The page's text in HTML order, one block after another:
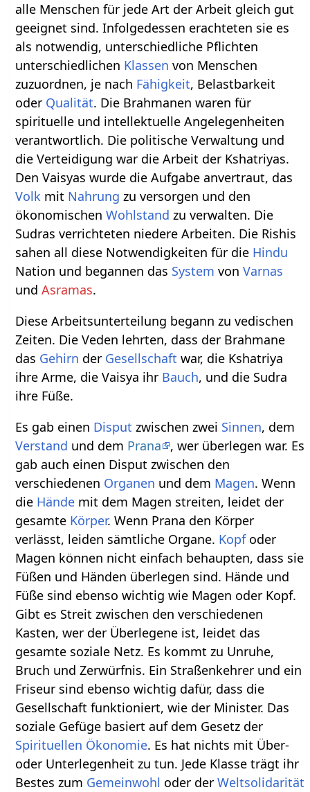
alle Menschen für jede Art der Arbeit gleich gut
geeignet sind. Infolgedessen erachteten sie es
als notwendig, unterschiedliche Pflichten
unterschiedlichen Klassen von Menschen
zuzuordnen, je nach Fähigkeit, Belastbarkeit
oder Qualität. Die Brahmanen waren für
spirituelle und intellektuelle Angelegenheiten
verantwortlich. Die politische Verwaltung und
die Verteidigung war die Arbeit der Kshatriyas.
Den Vaisyas wurde die Aufgabe anvertraut, das
Volk mit Nahrung zu versorgen und den
ökonomischenWohlstand zu verwalten. Die
Sudras verrichteten niedere Arbeiten. Die Rishis
sahen all diese Notwendigkeiten für die Hindu
Nation und begannen das System vonVarnas
undAsramas.
Diese Arbeitsunterteilung begann zu vedischen
Zeiten. Die Veden lehrten, dass der Brahmane
das Gehirn der Gesellschaft war, die Kshatriya
ihre Arme, die Vaisya ihr Bauch, und die Sudra
ihre Füße.
Es gab einen Disput zwischen zwei Sinnen, dem
Verstand und dem Prana
, wer überlegen war. Es
gab auch einen Disput zwischen den
verschiedenen Organen und dem Magen. Wenn
die Hände mit dem Magen streiten, leidet der
gesamte Körper. Wenn Prana den Körper
verlässt, leiden sämtliche Organe. Kopfoder
Magen können nicht einfach behaupten, dass sie
Füßen und Händen überlegen sind. Hände und
Füße sind ebenso wichtig wie Magen oder Kopf.
Gibt es Streit zwischen den verschiedenen
Kasten, wer der Überlegene ist, leidet das
gesamte soziale Netz. Es kommt zu Unruhe,
Bruch und Zerwürfnis. Ein Straßenkehrer und ein
Friseur sind ebenso wichtig dafür, dass die
Gesellschaft funktioniert, wie der Minister. Das
soziale Gefüge basiert auf dem Gesetz der
Spirituellen Ökonomie. Es hat nichts mit Über-
oder Unterlegenheit zu tun. Jede Klasse trägt ihr
Bestes zum Gemeinwohl oder derWeltsolidarität